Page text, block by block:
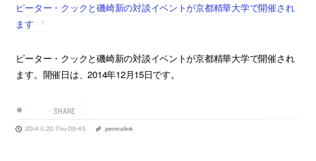
ピーター・クックと磯崎新の対談イベントが京都精華大学で開催され
ます
ピーター・クックと磯崎新の対談イベントが京都精華大学で開催され
ます。開催日は、2014年12月15日です。
SHARE
2014.11.20 Thu 09:45 permalink